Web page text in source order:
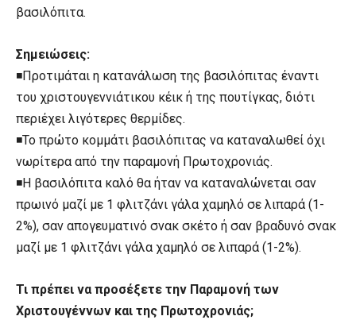
βασιλόπιτα.
Σημειώσεις:
◾Προτιμάται η κατανάλωση της βασιλόπιτας έναντι
του χριστουγεννιάτικου κέικ ή της πουτίγκας, διότι
περιέχει λιγότερες θερμίδες.
◾Το πρώτο κομμάτι βασιλόπιτας να καταναλωθεί όχι
νωρίτερα από την παραμονή Πρωτοχρονιάς.
◾H βασιλόπιτα καλό θα ήταν να καταναλώνεται σαν
πρωινό μαζί με 1 φλιτζάνι γάλα χαμηλό σε λιπαρά (1-
2%), σαν απογευματινό σνακ σκέτο ή σαν βραδυνό σνακ
μαζί με 1 φλιτζάνι γάλα χαμηλό σε λιπαρά (1-2%).
Τι πρέπει να προσέξετε την Παραμονή των
Χριστουγέννων και της Πρωτοχρονιάς;